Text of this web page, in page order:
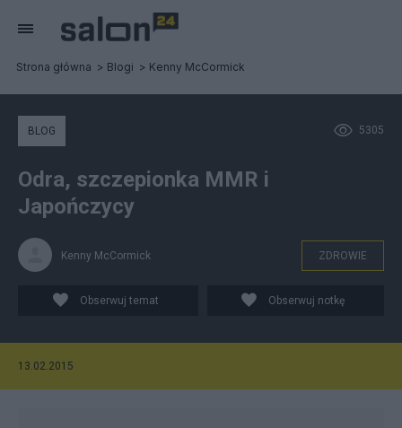
Strona główna Blogi Kenny McCormick
5305
BLOG
Odra, szczepionka MMR i
Japończycy
Kenny McCormick ZDROWIE
Obserwuj temat Obserwuj notkę
13.02.2015